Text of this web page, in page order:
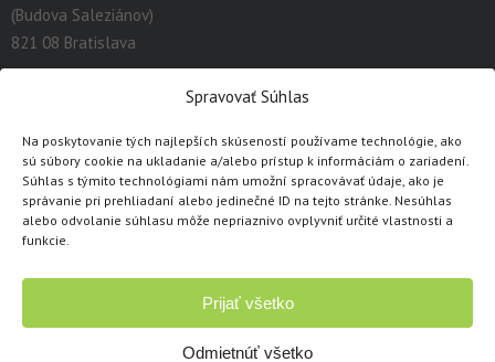
Spravovať Súhlas
Na poskytovanie tých najlepších skúseností používame technológie, ako
sú súbory cookie na ukladanie a/alebo prístup k informáciám o zariadení.
Súhlas s týmito technológiami nám umožní spracovávať údaje, ako je
správanie pri prehliadaní alebo jedinečné ID na tejto stránke. Nesúhlas
alebo odvolanie súhlasu môže nepriaznivo ovplyvniť určité vlastnosti a
funkcie.
Prijať všetko
Odmietnúť všetko
(Budova Saleziánov)
821 08 Bratislava
Podrobnú dokumentáciu a návody na prácu s E-učebnicami
nájdete tu:https://orbispictus.sk/vyuka-co-naje-fektivnejsie-s-e-
ucebnicami/.
V prípade problémov s e-učebnicami alebo licenciami, prosím
Copyright © 1991 - 2026 Orbis Pictus Istropolitana, spol. s r.o.